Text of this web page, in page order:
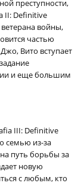
преступности,
II: Definitive
войны,
частью
Вито вступает
и еще большим
III: Definitive
семью из-за
путь борьбы за
новую
с любым, кто